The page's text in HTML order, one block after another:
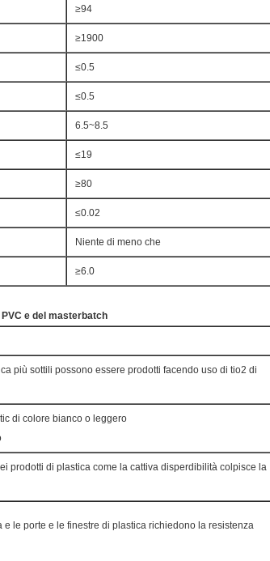
≥94
≥1900
≤0.5
≤0.5
6.5~8.5
≤19
≥80
≤0.02
Niente di meno che
≥6.0
e del masterbatch
più sottili possono essere prodotti facendo uso di tio2 di
di colore bianco o leggero
prodotti di plastica come la cattiva disperdibilità colpisce la
e le porte e le finestre di plastica richiedono la resistenza